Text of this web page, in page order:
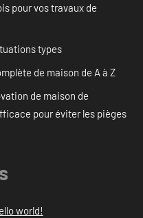
pour vos travaux de
types
de maison de A à Z
de maison de
pour éviter les pièges
world!